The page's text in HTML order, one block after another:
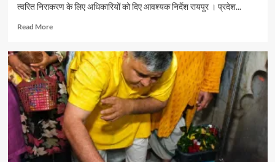
त्वरित निराकरण के लिए अधिकारियों को दिए आवश्यक निर्देश रायपुर । प्रदेश...
Read MoreRead
पर्यटन
एवं
संस्कृति
मंत्री
श्री
राजेश
अग्रवाल
ने
जनदर्शन